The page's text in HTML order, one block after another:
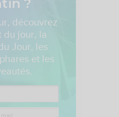
découvrez
du jour, la
Jour, les
et les